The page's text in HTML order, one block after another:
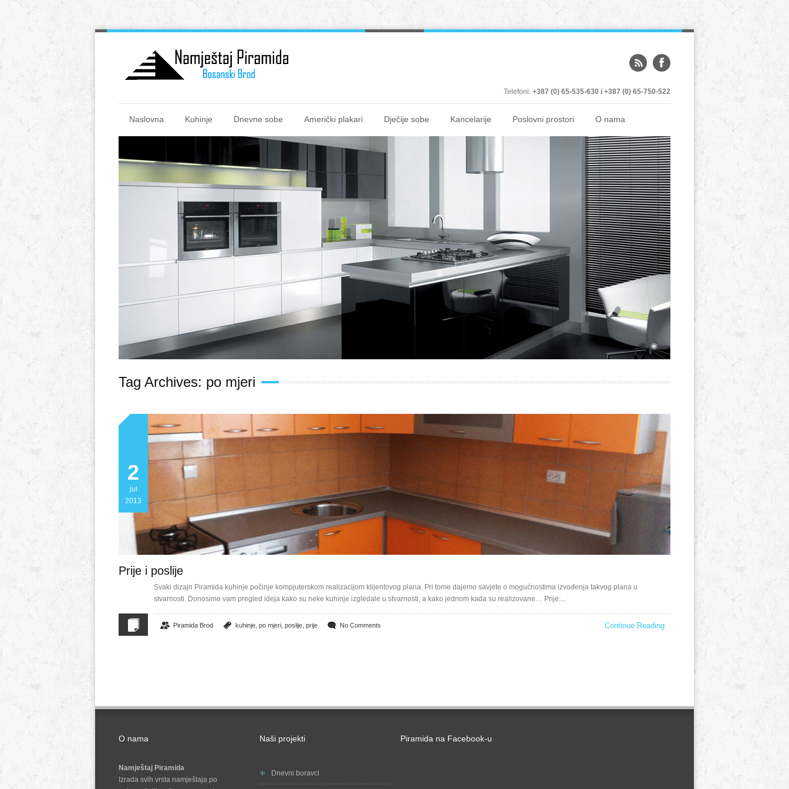
Telefoni: +387 (0) 65-535-630 i +387 (0) 65-750-522
Naslovna Kuhinje Dnevne sobe Američki plakari Dječije sobe Kancelarije Poslovni prostori O nama
Tag Archives: po mjeri
2
jul
2013
Prije i poslije
Svaki dizajn Piramida kuhinje počinje kompjuterskom realizacijom klijentovog plana. Pri tome dajemo savjete o mogućnostima izvođenja takvog plana u
stvarnosti. Donosimo vam pregled ideja kako su neke kuhinje izgledale u stvarnosti, a kako jednom kada su realizovane… Prije:...
Piramida Brod kuhinje po mjeri poslije prije No Comments Continue Reading
O nama
Namještaj Piramida
Izrada svih vrsta namještaja po
Naši projekti
Dnevni boravci
Piramida na Facebook-u